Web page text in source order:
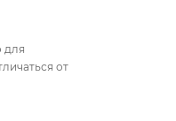
для
от